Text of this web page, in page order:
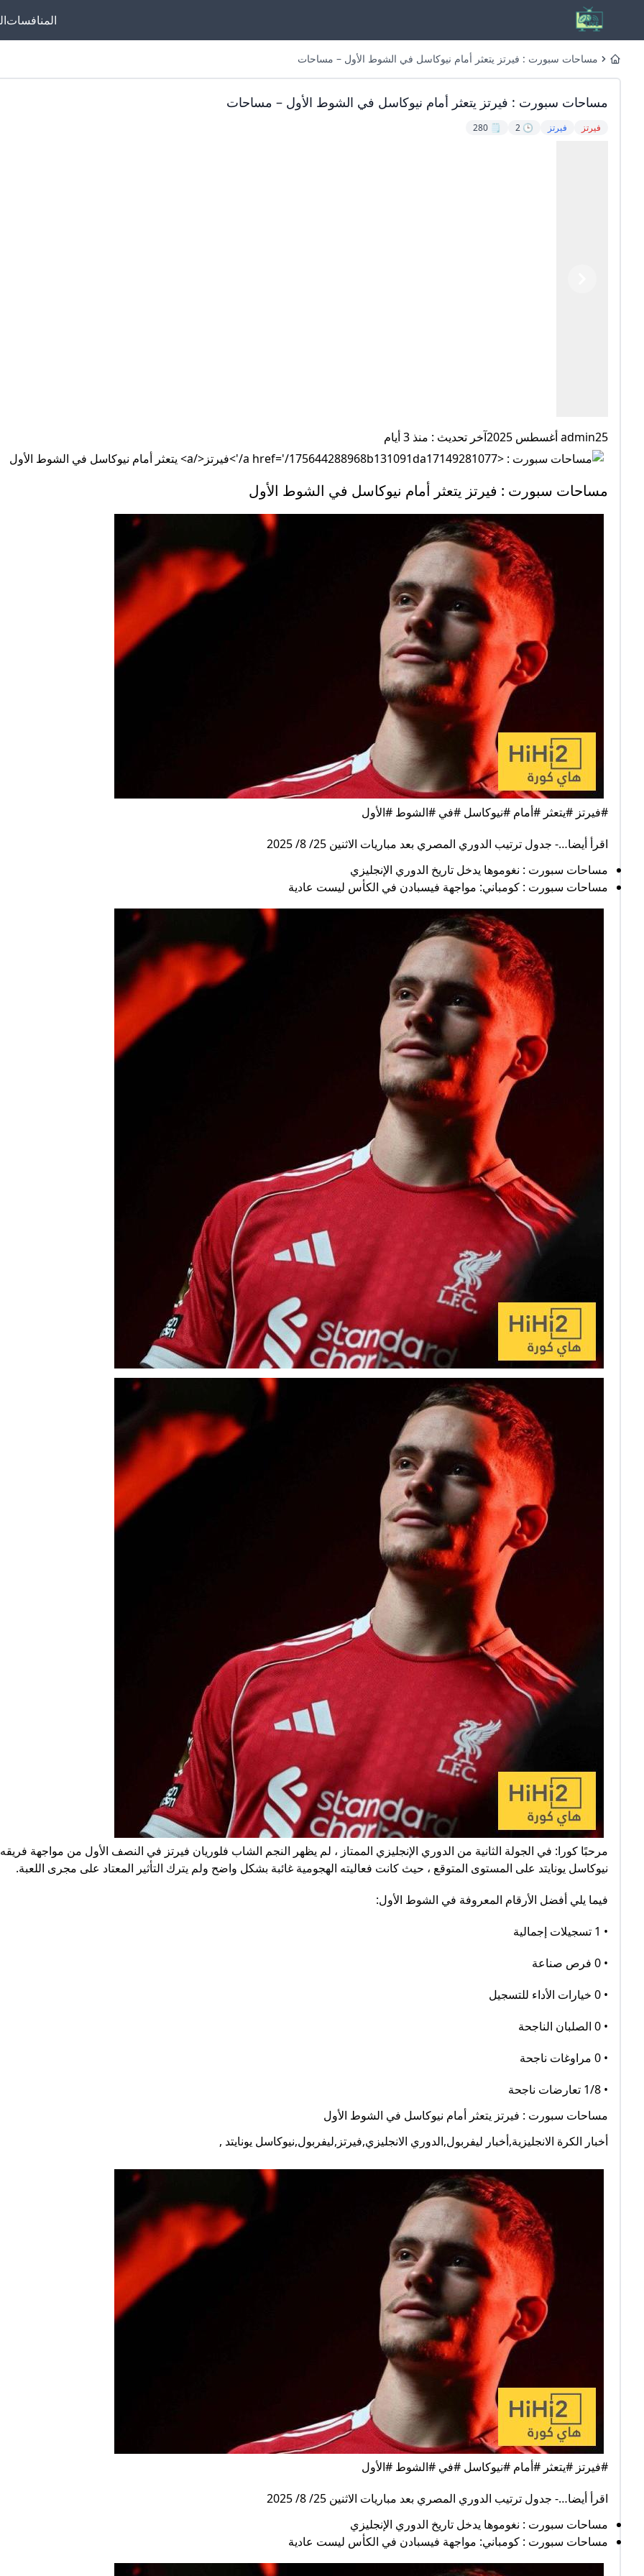
المنافسات
Homeمساحات سبورت : فيرتز يتعثر أمام نيوكاسل في الشوط الأول – مساحات
مساحات سبورت : فيرتز يتعثر أمام نيوكاسل في الشوط الأول – مساحات
فيرتز فيرتز 🕒 2
🗒️ 280
admin25 أغسطس 2025آخر تحديث : منذ 3 أيام
مساحات سبورت : فيرتز يتعثر أمام نيوكاسل في الشوط الأول
#فيرتز #يتعثر #أمام #نيوكاسل #في #الشوط #الأول
اقرأ أيضا…- جدول ترتيب الدوري المصري بعد مباريات الاثنين 25/ 8/ 2025
مساحات سبورت : نغوموها يدخل تاريخ الدوري الإنجليزي
مساحات سبورت : كومباني: مواجهة فيسبادن في الكأس ليست عادية
مرحبًا كورا: في الجولة الثانية من الدوري الإنجليزي الممتاز ، لم يظهر النجم الشاب فلوريان فيرتز في النصف الأول من مواجهة
نيوكاسل يونايتد على المستوى المتوقع ، حيث كانت فعاليته الهجومية غائبة بشكل واضح ولم يترك التأثير المعتاد على مجرى اللعبة.
فيما يلي أفضل الأرقام المعروفة في الشوط الأول:
• 1 تسجيلات إجمالية
• 0 فرص صناعة
• 0 خيارات الأداء للتسجيل
• 0 الصلبان الناجحة
• 0 مراوغات ناجحة
• 1/8 تعارضات ناجحة
مساحات سبورت : فيرتز يتعثر أمام نيوكاسل في الشوط الأول
أخبار الكرة الانجليزية,أخبار ليفربول,الدوري الانجليزي,فيرتز,ليفربول,نيوكاسل يونايتد ,
#فيرتز #يتعثر #أمام #نيوكاسل #في #الشوط #الأول
اقرأ أيضا…- جدول ترتيب الدوري المصري بعد مباريات الاثنين 25/ 8/ 2025
مساحات سبورت : نغوموها يدخل تاريخ الدوري الإنجليزي
مساحات سبورت : كومباني: مواجهة فيسبادن في الكأس ليست عادية